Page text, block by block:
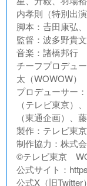
内孝則（特別出
脚本：𠮷田康弘
監督：波多野貴
音楽：諸橋邦行
チーフプロデュ
太（WOWOW）
プロデューサー
（テレビ東京）
（東通企画）、
製作：テレビ東
制作協力：株式
©テレビ東京
公式サイト：
公式X（旧